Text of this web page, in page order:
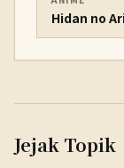
Hidan no
Jejak Topik